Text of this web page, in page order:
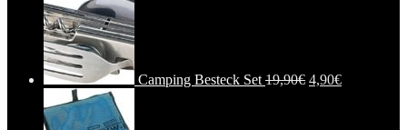
Camping Besteck Set 19,90€ 4,90€